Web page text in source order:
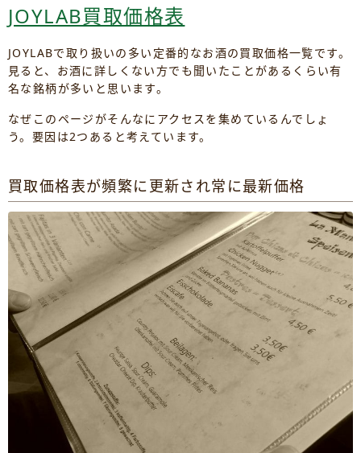
JOYLAB買取価格表
JOYLABで取り扱いの多い定番的なお酒の買取価格一覧です。
見ると、お酒に詳しくない方でも聞いたことがあるくらい有
名な銘柄が多いと思います。
なぜこのページがそんなにアクセスを集めているんでしょ
う。要因は2つあると考えています。
買取価格表が頻繁に更新され常に最新価格